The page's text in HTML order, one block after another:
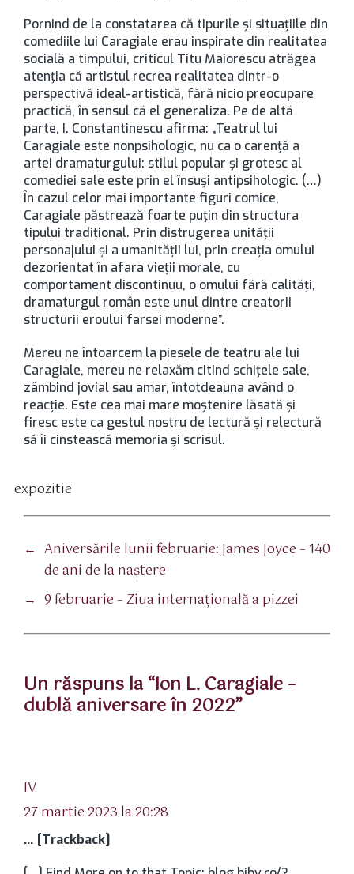
Pornind de la constatarea că tipurile şi situaţiile din
comediile lui Caragiale erau inspirate din realitatea
socială a timpului, criticul Titu Maiorescu atrăgea
atenţia că artistul recrea realitatea dintr-o
perspectivă ideal-artistică, fără nicio preocupare
practică, în sensul că el generaliza. Pe de altă
parte, I. Constantinescu afirma: „Teatrul lui
Caragiale este nonpsihologic, nu ca o carenţă a
artei dramaturgului: stilul popular şi grotesc al
comediei sale este prin el însuşi antipsihologic. (…)
În cazul celor mai importante figuri comice,
Caragiale păstrează foarte puţin din structura
tipului tradiţional. Prin distrugerea unităţii
personajului şi a umanităţii lui, prin creaţia omului
dezorientat în afara vieţii morale, cu
comportament discontinuu, o omului fără calităţi,
dramaturgul român este unul dintre creatorii
structurii eroului farsei moderne”.
Mereu ne întoarcem la piesele de teatru ale lui
Caragiale, mereu ne relaxăm citind schițele sale,
zâmbind jovial sau amar, întotdeauna având o
reacție. Este cea mai mare moștenire lăsată și
firesc este ca gestul nostru de lectură și relectură
să îi cinstească memoria și scrisul.
expozitie
← Aniversările lunii februarie: James Joyce – 140
de ani de la naştere
→ 9 februarie – Ziua internațională a pizzei
Un răspuns la “Ion L. Caragiale –
dublă aniversare în 2022”
IVspune:
27 martie 2023 la 20:28
… [Trackback]